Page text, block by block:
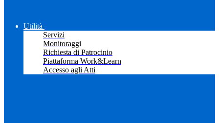
Utilità
Servizi
Monitoraggi
Richiesta di Patrocinio
Piattaforma Work&Learn
Accesso agli Atti